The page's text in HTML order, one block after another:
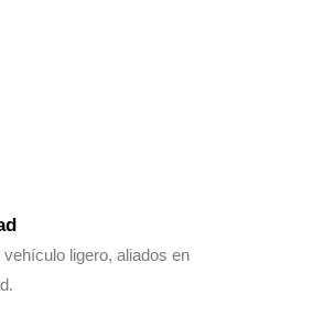
vehículo ligero, aliados en